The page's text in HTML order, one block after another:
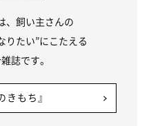
、飼い主さんの
りたい”にこたえる
誌です。
きもち』